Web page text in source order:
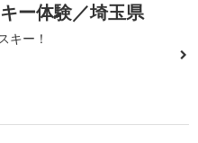
ー体験／埼玉県
キー！